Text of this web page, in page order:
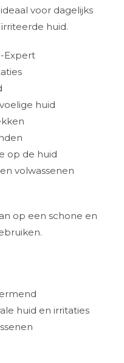
voor dagelijks
huid.
Expert
huid
op de huid
volwassenen
op een schone en
huid en irritaties